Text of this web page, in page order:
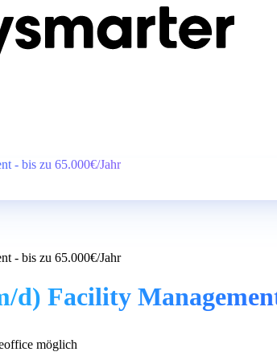
- bis zu 65.000€/Jahr
- bis zu 65.000€/Jahr
d) Facility
möglich